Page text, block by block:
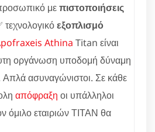
μεπιστοποιήσεις
τεχνολογικόεξοπλισμό
Athina Titan είναι
οργάνωση υποδομή δύναμη
Απλά ασυναγώνιστοι. Σε κάθε
απόφραξη οι υπάλληλοι
όμιλο εταιριών ΤΙΤΑΝ θα